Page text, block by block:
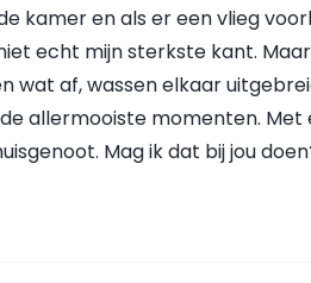
kamer en als er een vlieg
echt mijn sterkste kant.
wat af, wassen elkaar
allermooiste momenten.
Mag ik dat bij jou